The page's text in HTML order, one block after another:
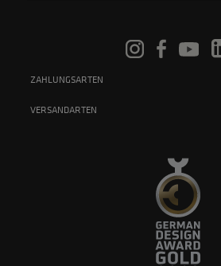
ZAHLUNGSARTEN
VERSANDARTEN